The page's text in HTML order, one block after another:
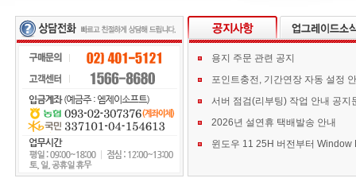
용지 주문 관련 공지
포인트충전, 기간연장 자동 설정
서버 점검(리부팅) 작업 안내 공지
2026년 설연휴 택배발송 안내